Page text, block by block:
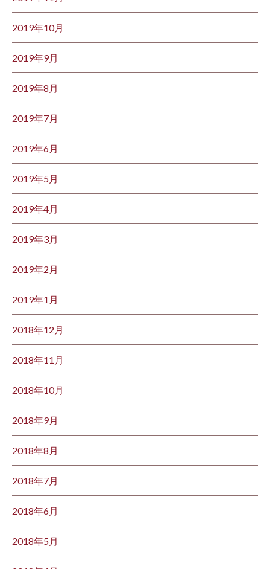
2019年10月
2019年9月
2019年8月
2019年7月
2019年6月
2019年5月
2019年4月
2019年3月
2019年2月
2019年1月
2018年12月
2018年11月
2018年10月
2018年9月
2018年8月
2018年7月
2018年6月
2018年5月